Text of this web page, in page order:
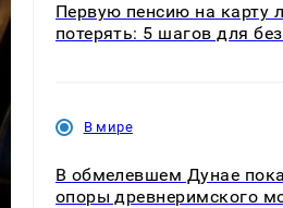
Первую пенсию на карту
потерять: 5 шагов для
В мире
В обмелевшем Дунае
опоры древнеримского